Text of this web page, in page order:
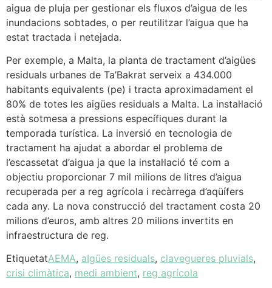
aigua de pluja per gestionar els fluxos d’aigua de les
inundacions sobtades, o per reutilitzar l’aigua que ha
estat tractada i netejada.
Per exemple, a Malta, la planta de tractament d’aigües
residuals urbanes de Ta’Bakrat serveix a 434.000
habitants equivalents (pe) i tracta aproximadament el
80% de totes les aigües residuals a Malta. La instal·lació
està sotmesa a pressions específiques durant la
temporada turística. La inversió en tecnologia de
tractament ha ajudat a abordar el problema de
l’escassetat d’aigua ja que la instal·lació té com a
objectiu proporcionar 7 mil milions de litres d’aigua
recuperada per a reg agrícola i recàrrega d’aqüífers
cada any. La nova construcció del tractament costa 20
milions d’euros, amb altres 20 milions invertits en
infraestructura de reg.
EtiquetatAEMA, aIgües residuals, clavegueres pluvials,
crisi climàtica, medi ambient, reg agrícola